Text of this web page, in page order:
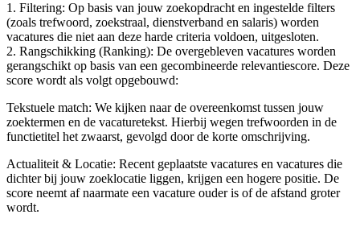
1. Filtering: Op basis van jouw zoekopdracht en ingestelde filters
(zoals trefwoord, zoekstraal, dienstverband en salaris) worden
vacatures die niet aan deze harde criteria voldoen, uitgesloten.
2. Rangschikking (Ranking): De overgebleven vacatures worden
gerangschikt op basis van een gecombineerde relevantiescore. Deze
score wordt als volgt opgebouwd:
Tekstuele match: We kijken naar de overeenkomst tussen jouw
zoektermen en de vacaturetekst. Hierbij wegen trefwoorden in de
functietitel het zwaarst, gevolgd door de korte omschrijving.
Actualiteit & Locatie: Recent geplaatste vacatures en vacatures die
dichter bij jouw zoeklocatie liggen, krijgen een hogere positie. De
score neemt af naarmate een vacature ouder is of de afstand groter
wordt.